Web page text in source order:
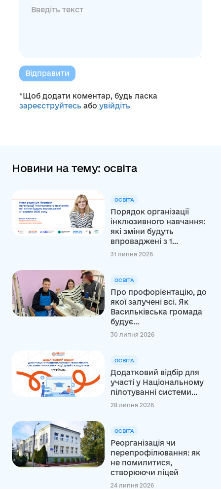
Відправити
*Щоб додати коментар, будь ласка
зареєструйтесь або увійдіть
Новини на тему: освіта
ОСВІТА
Порядок організації
інклюзивного навчання:
які зміни будуть
впроваджені з 1...
31 липня 2026
ОСВІТА
Про профорієнтацію, до
якої залучені всі. Як
Васильківська громада
будує...
30 липня 2026
ОСВІТА
Додатковий відбір для
участі у Національному
пілотуванні системи...
28 липня 2026
ОСВІТА
Реорганізація чи
перепрофілювання: як
не помилитися,
створюючи ліцей
24 липня 2026